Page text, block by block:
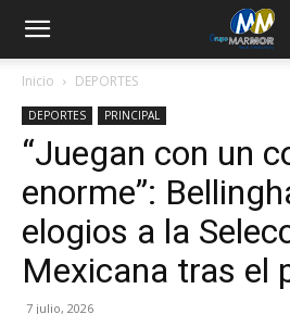
Inicio DEPORTES
DEPORTES PRINCIPAL
“Juegan con un
enorme”:
elogios a la
Mexicana tras el
7 julio, 2026